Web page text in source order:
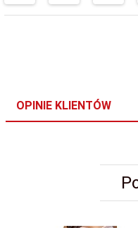
OPINIE KLIENTÓW